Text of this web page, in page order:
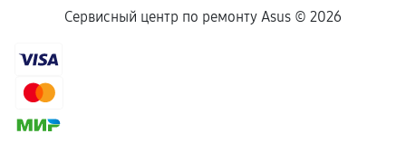
Сервисный центр по ремонту Asus © 2026